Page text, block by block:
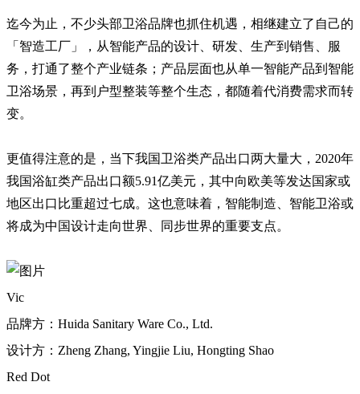
迄今为止，不少头部卫浴品牌也抓住机遇，相继建立了自己的
「智造工厂」，从智能产品的设计、研发、生产到销售、服
务，打通了整个产业链条；产品层面也从单一智能产品到智能
卫浴场景，再到户型整装等整个生态，都随着代消费需求而转
变。
更值得注意的是，当下我国卫浴类产品出口两大量大，2020年
我国浴缸类产品出口额5.91亿美元，其中向欧美等发达国家或
地区出口比重超过七成。这也意味着，智能制造、智能卫浴或
将成为中国设计走向世界、同步世界的重要支点。
Vic
品牌方：Huida Sanitary Ware Co., Ltd.
设计方：Zheng Zhang, Yingjie Liu, Hongting Shao
Red Dot